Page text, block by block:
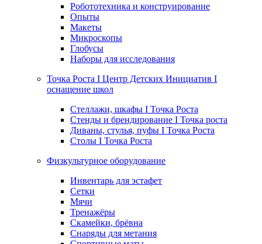
Робототехника и конструирование
Опыты
Макеты
Микроскопы
Глобусы
Наборы для исследования
Точка Роста I Центр Детских Инициатив I
оснащение школ
Стеллажи, шкафы I Точка Роста
Стенды и брендирование I Точка роста
Диваны, стулья, пуфы I Точка Роста
Столы I Точка Роста
Физкультурное оборудование
Инвентарь для эстафет
Сетки
Мячи
Тренажёры
Скамейки, брёвна
Снаряды для метания